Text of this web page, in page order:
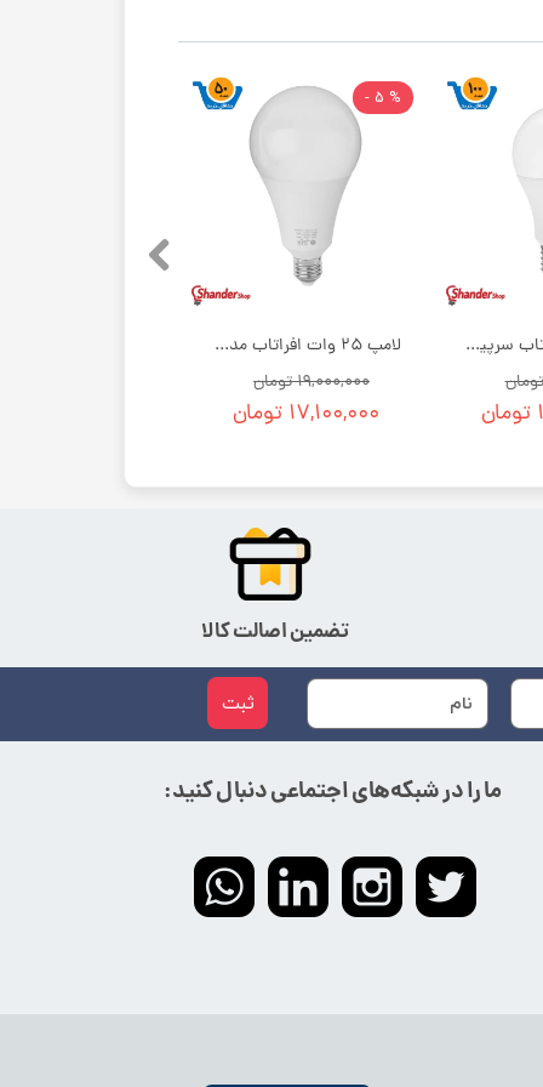
لامپ 25 وات افراتاب مدل حبابی E27 | بسته 50 عددی
۱۹,۰۰۰,۰۰۰ تومان
۱۷,۱۰۰,۰۰۰ تومان
% 5 -
لامپ 9 وات افراتاب سرپیچ E27 | بسته 100 عددی
ما را در شبکه‌های اجتماعی دنبال کنید:
ثبت
تضمین اصالت کالا